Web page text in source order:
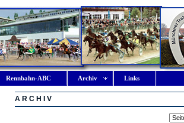
Rennbahn-ABC Archiv Links
A R C H I V